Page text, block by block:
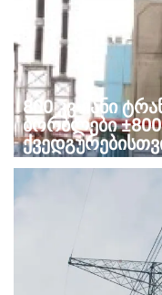
800 კვ-იანი
ბორბლები ±800